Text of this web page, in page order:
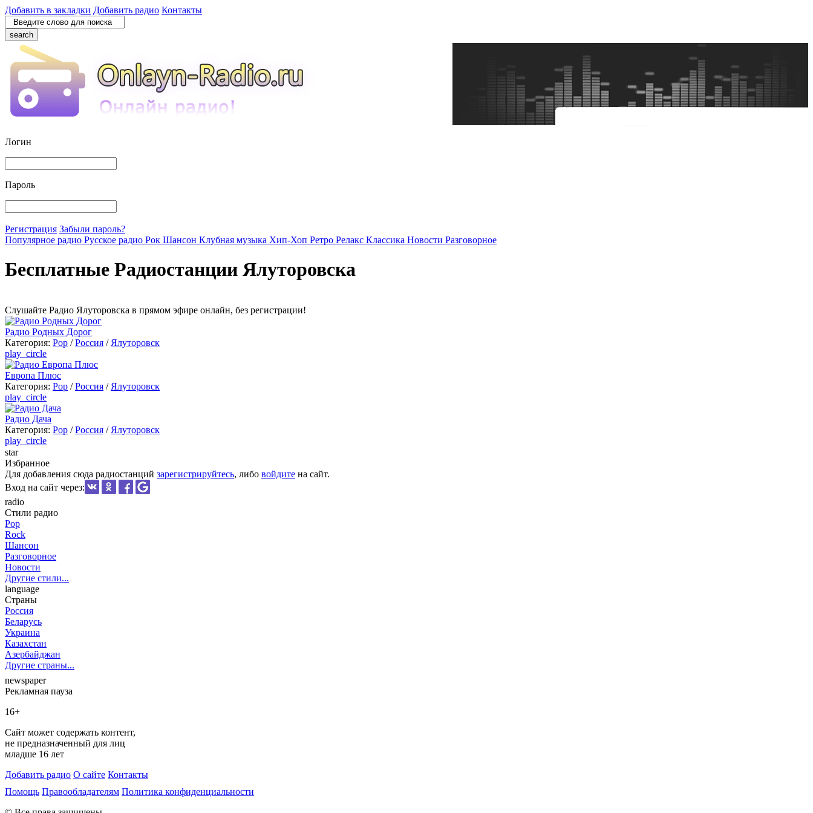
Добавить в закладки Добавить радио Контакты
search
Логин
Пароль
Регистрация Забыли пароль?
Популярное радио Русское радио Рок Шансон Клубная музыка Хип-Хоп Ретро Релакс Классика Новости Разговорное
Бесплатные Радиостанции Ялуторовска
Cлушайте Радио Ялуторовска в прямом эфире онлайн, без регистрации!
Радио Родных Дорог
Категория: Pop /Россия / Ялуторовск
play_circle
Европа Плюс
Категория: Pop /Россия / Ялуторовск
play_circle
Радио Дача
Категория: Pop /Россия / Ялуторовск
play_circle
star
Избранное
Для добавления сюда радиостанций зарегистрируйтесь, либо войдите на сайт.
Вход на сайт через:
radio
Стили радио
Pop
Rock
Шансон
Разговорное
Новости
Другие стили...
language
Страны
Россия
Беларусь
Украина
Казахстан
Азербайджан
Другие страны...
newspaper
Рекламная пауза
16+
Сайт может содержать контент,
не предназначенный для лиц
младше 16 лет
Добавить радио О сайте Контакты
Помощь Правообладателям Политика конфиденциальности